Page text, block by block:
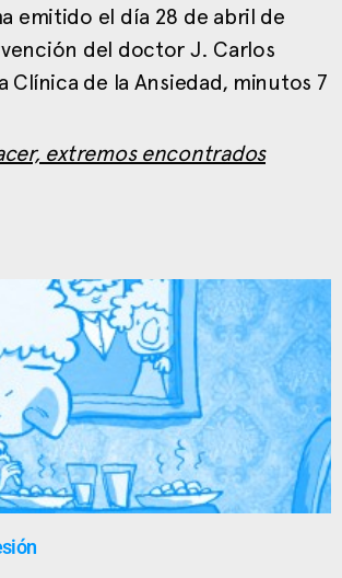
emitido el día 28 de abril de
del doctor J. Carlos
Clínica de la Ansiedad, minutos 7
extremos encontrados